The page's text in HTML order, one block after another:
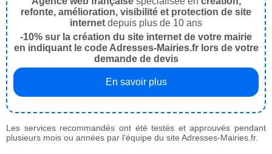
refonte, amélioration, visibilité et protection de site
internet depuis plus de 10 ans
-10% sur la création du site internet de votre mairie
en indiquant le code Adresses-Mairies.fr lors de votre
demande de devis
En savoir plus
Les services recommandés ont été testés et approuvés pendant
plusieurs mois ou années par l'équipe du site Adresses-Mairies.fr.